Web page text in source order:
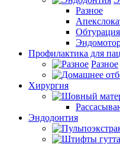
Разное
Обтурация
Профилактика для
Разное
Хирургия
Эндодонтия